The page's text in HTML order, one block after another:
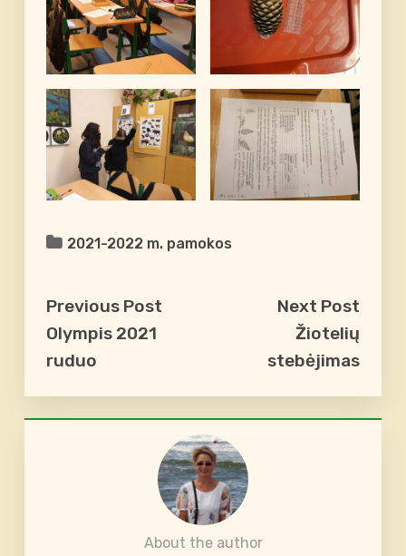
2021-2022 m. pamokos
Previous Post
Olympis 2021
ruduo
Next Post
Žiotelių
stebėjimas
About the author